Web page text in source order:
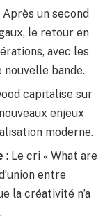
Après un second
le retour en
avec les
nouvelle bande.
capitalise sur
enjeux
moderne.
: Le cri « What are
entre
la créativité n’a